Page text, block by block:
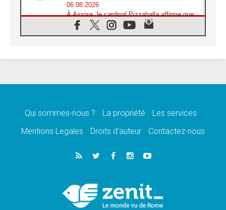
06.08.2026
À Assise, le cardinal Pizzaballa affirme que
«les chrétiens veulent la paix»
06.08.2026
message de paix et de dignité humaine»
«La visite du Pape en Uruguay renforcera
l'espérance» affirme Mgr Tróccoli
05.08.2026
Le nonce en Ukraine: «Il est inquiétant
Léon XIV au Pérou, une lueur d'espoir pour
un peuple en quête de paix
Qui sommes-nous ? La propriété
Les services
Mentions Legales
Droits d’auteur Contactez-nous